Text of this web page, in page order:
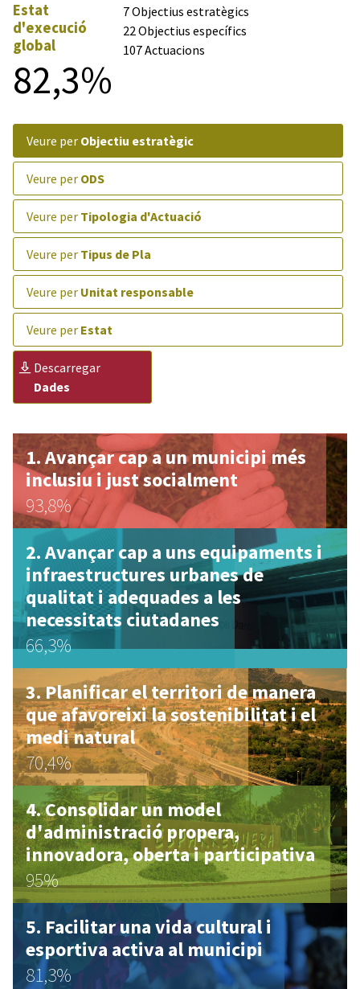
Estat
d'execució
global
82,3%
7 Objectius estratègics
22 Objectius específics
107 Actuacions
veure per Objectiu estratègic
veure per ODS
veure per Tipologia d'Actuació
veure per Tipus de Pla
veure per Unitat responsable
veure per Estat
descarregar
Dades
Avançar cap a un municipi més
inclusiu i just socialment
93,8%
Avançar cap a uns equipaments i
infraestructures urbanes de
qualitat i adequades a les
necessitats ciutadanes
66,3%
Planificar el territori de manera
que afavoreixi la sostenibilitat i el
medi natural
70,4%
Consolidar un model
d'administració propera,
innovadora, oberta i participativa
95%
Facilitar una vida cultural i
esportiva activa al municipi
81,3%